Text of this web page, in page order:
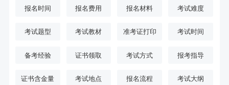
报名时间 报名费用 报名材料 考试难度
考试题型 考试教材 准考证打印 考试时间
备考经验 证书领取 考试方式 报考指导
证书含金量 考试地点 报名流程 考试大纲